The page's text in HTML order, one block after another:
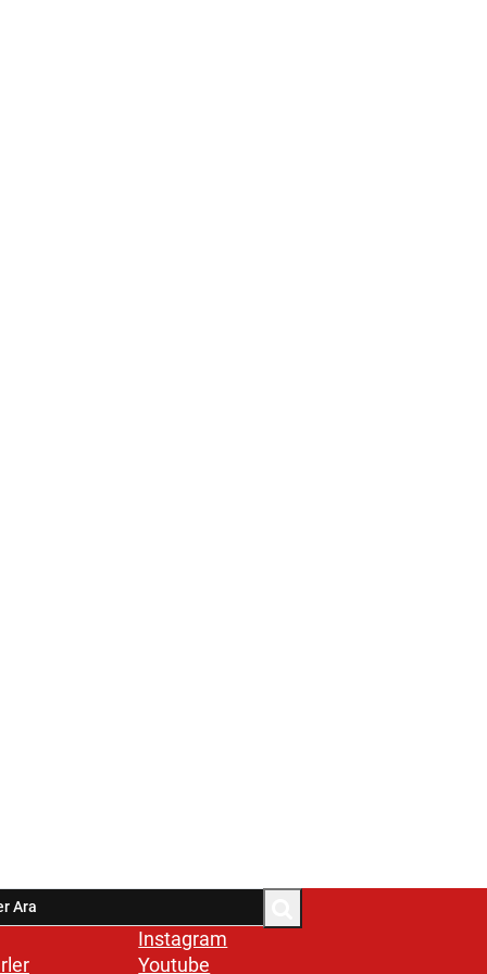
Instagram
Youtube